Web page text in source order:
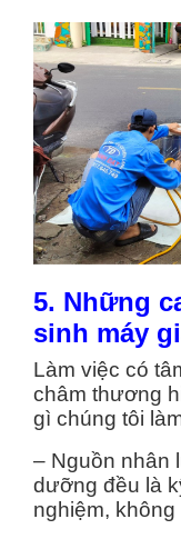
5. Những
sinh máy
Làm việc có
châm thương
gì chúng tôi
– Nguồn nhân
dưỡng đều là
nghiệm,